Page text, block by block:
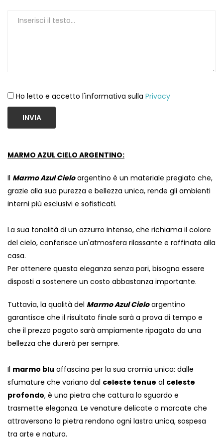
Ho letto e accetto l'informativa sulla Privacy
INVIA
MARMO AZUL CIELO ARGENTINO:
Il Marmo Azul Cieloargentino è un materiale pregiato che,
grazie alla sua purezza e bellezza unica, rende gli ambienti
interni più esclusivi e sofisticati.
La sua tonalità di un azzurro intenso, che richiama il colore
del cielo, conferisce un'atmosfera rilassante e raffinata alla
casa.
Per ottenere questa eleganza senza pari, bisogna essere
disposti a sostenere un costo abbastanza importante.
Tuttavia, la qualità del Marmo Azul Cieloargentino
garantisce che il risultato finale sarà a prova di tempo e
che il prezzo pagato sarà ampiamente ripagato da una
bellezza che durerà per sempre.
Il marmo blu affascina per la sua cromia unica: dalle
sfumature che variano dal celeste tenue al celeste
profondo, è una pietra che cattura lo sguardo e
trasmette eleganza. Le venature delicate o marcate che
attraversano la pietra rendono ogni lastra unica, sospesa
tra arte e natura.